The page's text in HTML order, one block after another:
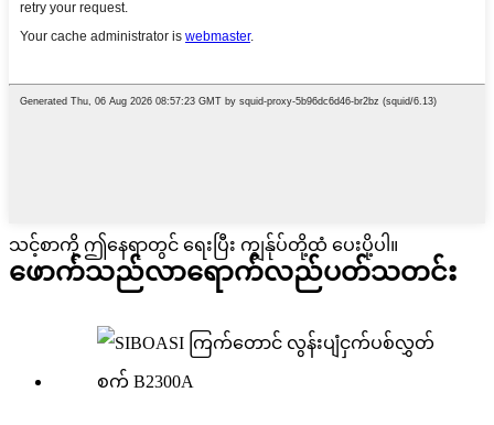
သင့်စာကို ဤနေရာတွင် ရေးပြီး ကျွန်ုပ်တို့ထံ ပေးပို့ပါ။
ဖောက်သည်လာရောက်လည်ပတ်သတင်း